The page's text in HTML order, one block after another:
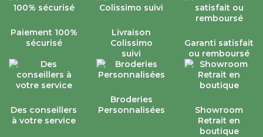
Paiement 100%
sécurisé
Livraison
Colissimo
suivi
Garanti satisfait
ou remboursé
Des conseillers
à votre service
Broderies
Personnalisées
Showroom
Retrait en
boutique